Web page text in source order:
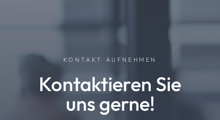
KONTAKT AUFNEHMEN
Kontaktieren Sie
uns gerne!